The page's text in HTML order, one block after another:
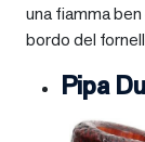
una fiamma
bordo del
Pipa